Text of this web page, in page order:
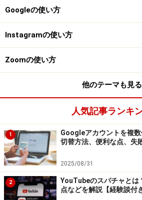
スタイルは変わってくるのだろうと
小さな企業こそ、有利な
ケティング
「ファンサイトマーケティング」
サイトを例としていくつか紹介さ
とんどが既に有名になって いるブ
す。やはり知名度がなく、Webに
れない中小の企業がこれからネット
ァン を増やしていくというのは難し
日野:
Googleの使い方
Instagramの使い方
Zoomの使い方
他のテーマも見る
人気記事ランキ
1
Googleアカウントを複
切替方法、便利な点、失
2025/08/31
2
YouTubeのスパチャとは
点などを解説【経験談付